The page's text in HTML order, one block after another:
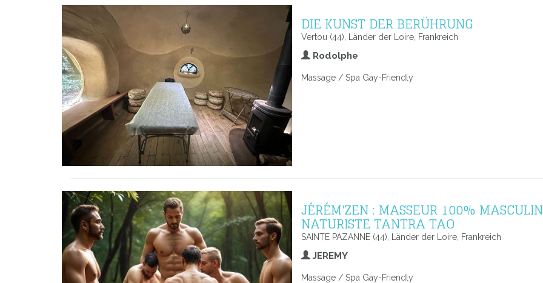
DIE KUNST DER BERÜHRUNG
Vertou (44), Länder der Loire, Frankreich
Rodolphe
Massage / Spa Gay-Friendly
JÉRÉM'ZEN : MASSEUR 100% MASCULIN
NATURISTE TANTRA TAO
SAINTE PAZANNE (44), Länder der Loire, Frankreich
JEREMY
Massage / Spa Gay-Friendly